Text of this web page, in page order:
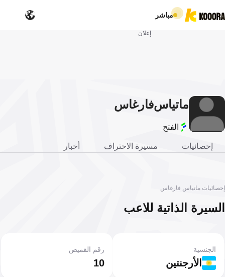
مباشر
إعلان
ماتياسفارغاس
الفتح
إحصائيات مسيرة الاحتراف أخبار
إحصائيات ماتياس فارغاس
السيرة الذاتية للاعب
الأرجنتين
الجنسية
10
رقم القميص